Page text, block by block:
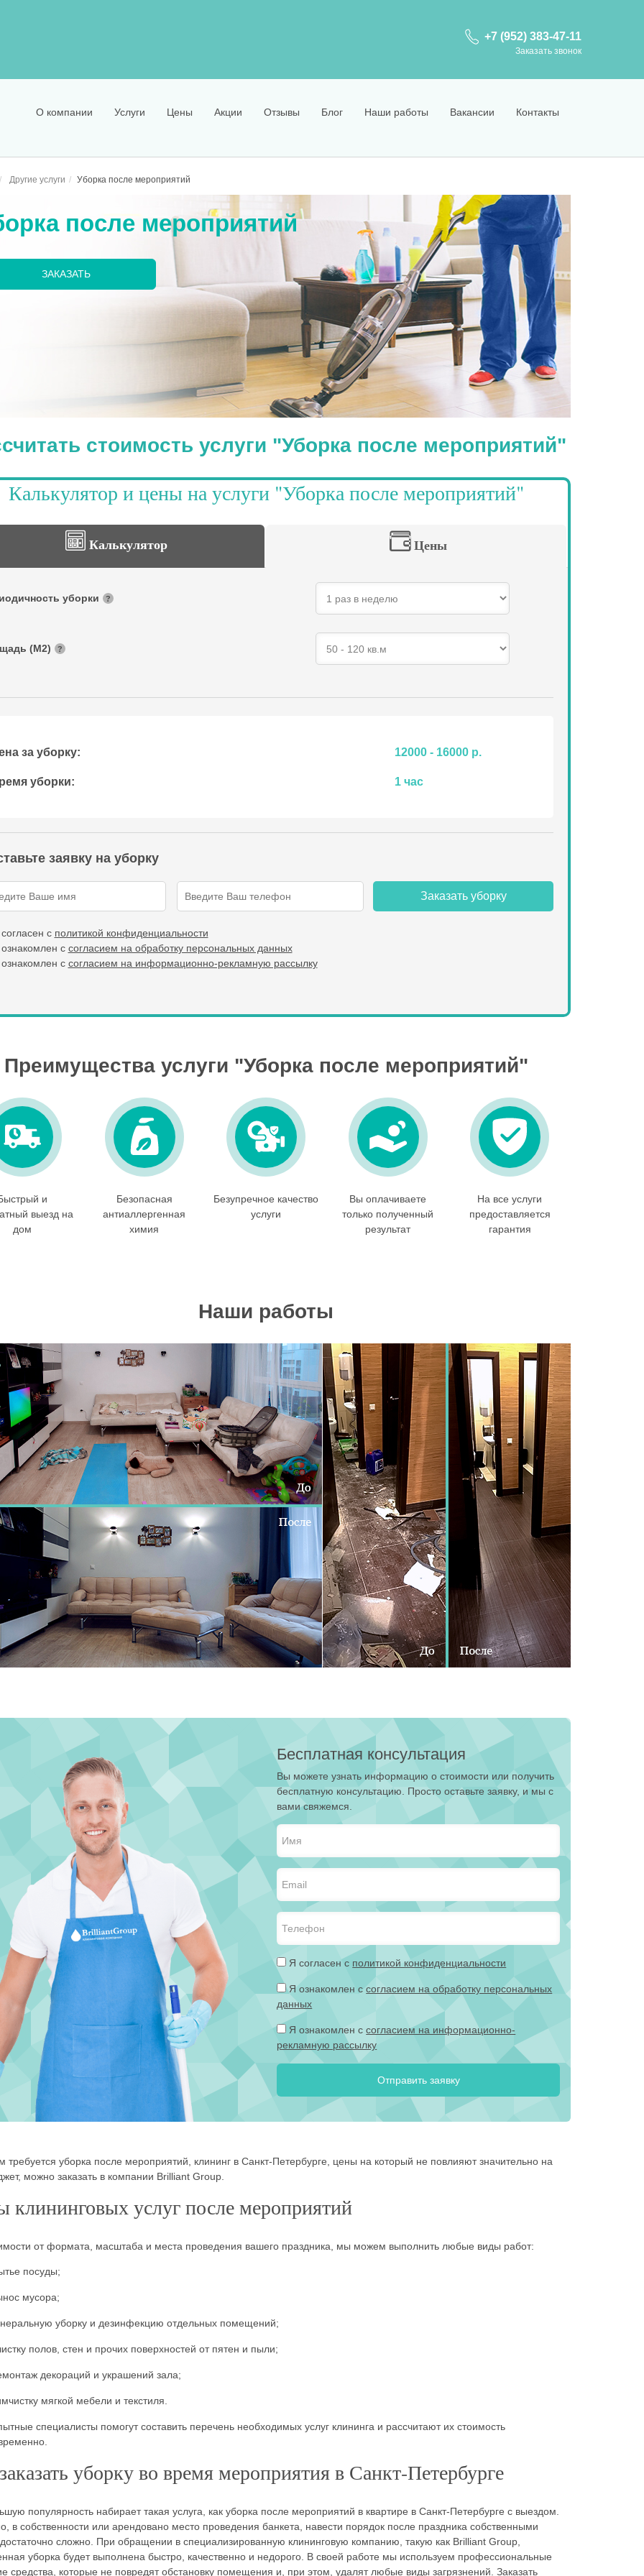
+7 (952) 383-47-11
Заказать звонок
О компании Услуги Цены Акции Отзывы Блог Наши работы Вакансии Контакты
ковров
564
квартиры
1364
диванов
1513
Другие услуги Уборка после мероприятий
после мероприятий
стоимость услуги "Уборка после мероприятий"
Калькулятор и цены на услуги "Уборка после мероприятий"
Калькулятор Цены
уборки ?
(М2) ?
за уборку: 12000 - 16000 р.
уборки: 1 час
заявку на уборку
Заказать уборку
с политикой конфиденциальности
с согласием на обработку персональных данных
с согласием на информационно-рекламную рассылку
Преимущества услуги "Уборка после мероприятий"
и
выезд на
дом
Безопасная
антиаллергенная
химия
Безупречное качество
услуги
Вы оплачиваете
только полученный
результат
На все услуги
предоставляется
гарантия
Наши работы
Бесплатная консультация
Вы можете узнать информацию о стоимости или получить
бесплатную консультацию. Просто оставьте заявку, и мы с
вами свяжемся.
Я согласен с политикой конфиденциальности
Я ознакомлен ссогласием на обработку персональных
данных
Я ознакомлен ссогласием на информационно-
рекламную рассылку
требуется уборка после мероприятий, клининг в Санкт-Петербурге, цены на который не повлияют значительно на
можно заказать в компании Brilliant Group.
клининговых услуг после мероприятий
от формата, масштаба и места проведения вашего праздника, мы можем выполнить любые виды работ:
посуды;
мусора;
уборку и дезинфекцию отдельных помещений;
полов, стен и прочих поверхностей от пятен и пыли;
декораций и украшений зала;
мягкой мебели и текстиля.
специалисты помогут составить перечень необходимых услуг клининга и рассчитают их стоимость
уборку во время мероприятия в Санкт-Петербурге
популярность набирает такая услуга, как уборка после мероприятий в квартире в Санкт-Петербурге с выездом.
в собственности или арендовано место проведения банкета, навести порядок после праздника собственными
сложно. При обращении в специализированную клининговую компанию, такую как Brilliant Group,
уборка будет выполнена быстро, качественно и недорого. В своей работе мы используем профессиональные
средства, которые не повредят обстановку помещения и, при этом, удалят любые виды загрязнений. Заказать